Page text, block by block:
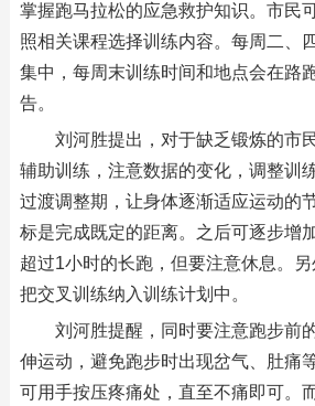
掌握跑马拉松的应急救护知识。市民
照相关课程选择训练内容。每周二、
集中，每周末训练时间和地点会在路
告。
刘河胜提出，对于缺乏锻炼的市
辅助训练，注意数据的变化，调整训
过渡调整期，让身体逐渐适应运动的
标是完成既定的距离。之后可逐步增
超过1小时的长跑，但要注意休息。
把交叉训练纳入训练计划中。
刘河胜提醒，同时要注意跑步前
伸运动，避免跑步时出现岔气、肚痛
可用手按压疼痛处，直至不痛即可。